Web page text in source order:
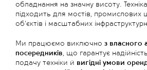
обладнання на значну висоту.
підходить для мостів, промислових
об’єктів і масштабних
Ми працюємо виключно з власного
посередників, що гарантує
подачу техніки й вигідні умови